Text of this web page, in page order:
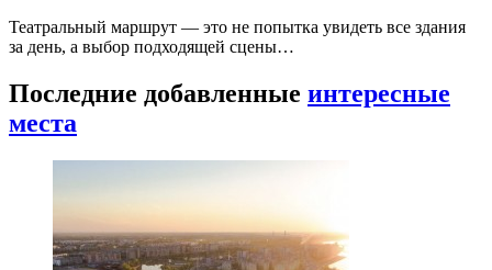
Театральный маршрут — это не попытка увидеть все здания
за день, а выбор подходящей сцены…
Последние добавленные интересные
места